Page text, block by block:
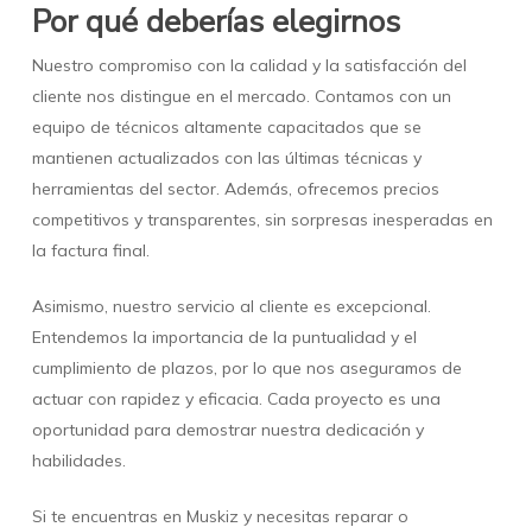
Por qué deberías elegirnos
Nuestro compromiso con la calidad y la satisfacción del
cliente nos distingue en el mercado. Contamos con un
equipo de técnicos altamente capacitados que se
mantienen actualizados con las últimas técnicas y
herramientas del sector. Además, ofrecemos precios
competitivos y transparentes, sin sorpresas inesperadas en
la factura final.
Asimismo, nuestro servicio al cliente es excepcional.
Entendemos la importancia de la puntualidad y el
cumplimiento de plazos, por lo que nos aseguramos de
actuar con rapidez y eficacia. Cada proyecto es una
oportunidad para demostrar nuestra dedicación y
habilidades.
Si te encuentras en Muskiz y necesitas reparar o